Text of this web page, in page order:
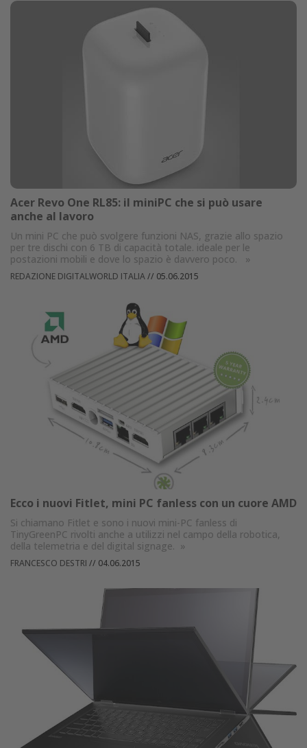
Acer Revo One RL85: il miniPC che si può usare
anche al lavoro
Un mini PC che può svolgere funzioni NAS, grazie allo spazio
per tre dischi con 6 TB di capacità totale. ideale per le
postazioni mobili e dove lo spazio è davvero poco.
»
REDAZIONE DIGITALWORLD ITALIA// 05.06.2015
Ecco i nuovi Fitlet, mini PC fanless con un cuore AMD
Si chiamano Fitlet e sono i nuovi mini-PC fanless di
TinyGreenPC rivolti anche a utilizzi nel campo della robotica,
della telemetria e del digital signage. »
FRANCESCO DESTRI // 04.06.2015